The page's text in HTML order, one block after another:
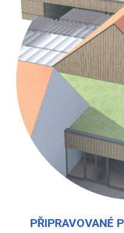
PŘIPRAVOVANÉ